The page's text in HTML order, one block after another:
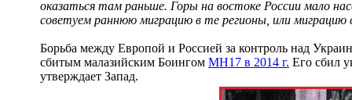
оказаться там раньше. Горы на востоке России мало
советуем раннюю миграцию в те регионы, или миграцию
Борьба между Европой и Россией за контроль над
сбитым малазийским Боингом MH17 в 2014 г. Его сбил
утверждает Запад.